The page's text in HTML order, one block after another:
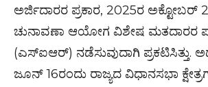
ಅರ್ಜಿದಾರರ ಪ್ರಕಾರ, 2025ರ ಅಕ್ಟೋಬರ್
ಚುನಾವಣಾ ಆಯೋಗ ವಿಶೇಷ ಮತದಾರರ
(ಎಸ್‌ಐಆರ್) ನಡೆಸುವುದಾಗಿ ಪ್ರಕಟಿಸಿತ್ತು.
ಜೂನ್ 16ರಂದು ರಾಜ್ಯದ ವಿಧಾನಸಭಾ